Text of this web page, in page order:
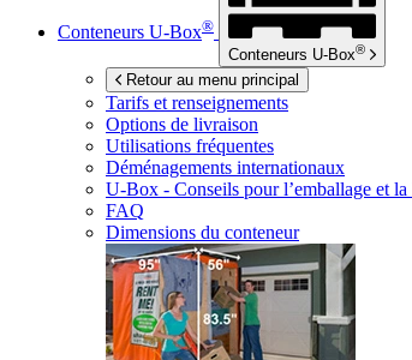
Conteneurs U-Box®
Conteneurs U-Box®
Retour au menu principal
Tarifs et renseignements
Options de livraison
Utilisations fréquentes
Déménagements internationaux
U-Box - Conseils pour l’emballage et
FAQ
Dimensions du conteneur